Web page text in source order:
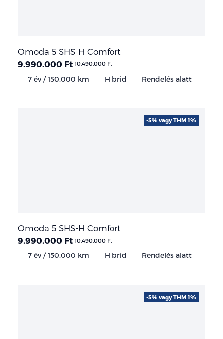
Omoda 5 SHS-H Comfort
9.990.000 Ft 10.490.000 Ft
7 év / 150.000 km Hibrid Rendelés alatt
Omoda 5 SHS-H Comfort
9.990.000 Ft 10.490.000 Ft
7 év / 150.000 km Hibrid Rendelés alatt
-5% vagy THM 1%
-5% vagy THM 1%